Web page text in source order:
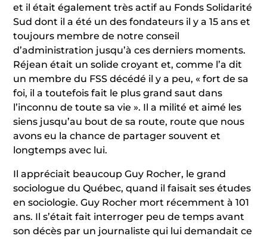
et il était également très actif au Fonds Solidarité
Sud dont il a été un des fondateurs il y a 15 ans et
toujours membre de notre conseil
d’administration jusqu’à ces derniers moments.
Réjean était un solide croyant et, comme l’a dit
un membre du FSS décédé il y a peu, « fort de sa
foi, il a toutefois fait le plus grand saut dans
l’inconnu de toute sa vie ». Il a milité et aimé les
siens jusqu’au bout de sa route, route que nous
avons eu la chance de partager souvent et
longtemps avec lui.
Il appréciait beaucoup Guy Rocher, le grand
sociologue du Québec, quand il faisait ses études
en sociologie. Guy Rocher mort récemment à 101
ans. Il s’était fait interroger peu de temps avant
son décès par un journaliste qui lui demandait ce